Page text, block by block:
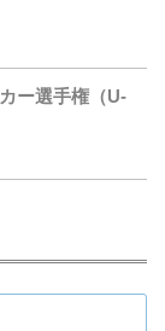
ー選手権（U-